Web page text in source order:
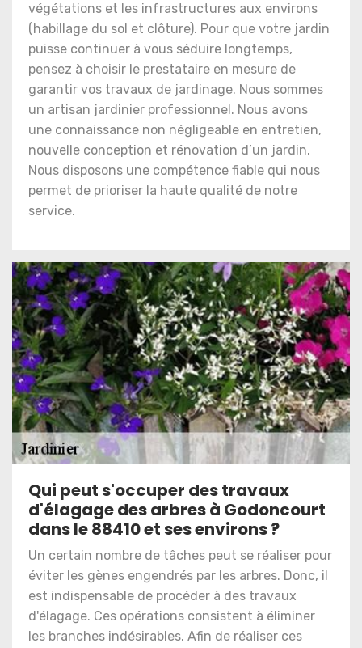
végétations et les infrastructures aux environs
(habillage du sol et clôture). Pour que votre jardin
puisse continuer à vous séduire longtemps,
pensez à choisir le prestataire en mesure de
garantir vos travaux de jardinage. Nous sommes
un artisan jardinier professionnel. Nous avons
une connaissance non négligeable en entretien,
nouvelle conception et rénovation d’un jardin.
Nous disposons une compétence fiable qui nous
permet de prioriser la haute qualité de notre
service.
Qui peut s'occuper des travaux
d'élagage des arbres à Godoncourt
dans le 88410 et ses environs ?
Un certain nombre de tâches peut se réaliser pour
éviter les gènes engendrés par les arbres. Donc, il
est indispensable de procéder à des travaux
d'élagage. Ces opérations consistent à éliminer
les branches indésirables. Afin de réaliser ces